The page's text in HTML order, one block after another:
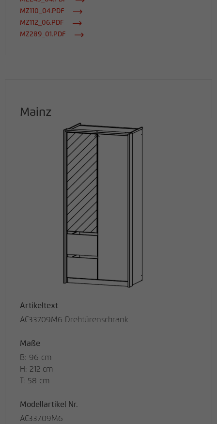
MZ110_04.PDF
MZ112_06.PDF
MZ289_01.PDF
Mainz
Artikeltext
AC33709M6 Drehtürenschrank
Maße
B: 96 cm
H: 212 cm
T: 58 cm
Modellartikel Nr.
AC337.09M6